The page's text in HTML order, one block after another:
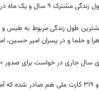
بشرویه روند آن افزایشی و درمیان کاهشی است.
طول زندگی مربوط به طبس و
و حلما و در پسران امیر
صدور ۶۵۰ هزار ۷۵۷ کارت ملی ثبت و ۵۹۷ هزار کارت ملی صادر شده است.
وی متذکر شد :۳ هزار و ۳۱۹ کارت ملی